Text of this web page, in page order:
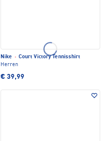
Nike · Court Victory Tennisshirt
Herren
€ 39,99